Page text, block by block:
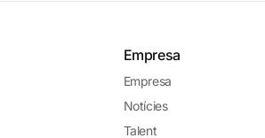
Empresa
Empresa
Notícies
Talent